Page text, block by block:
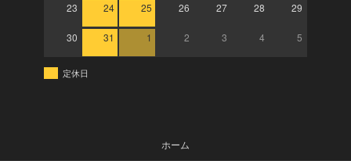
23 24 25 26 27 28 29
30 31 1 2 3 4 5
定休日
ホーム